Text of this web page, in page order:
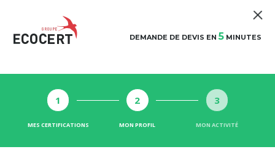
DEMANDE DE DEVIS EN5MINUTES
1
MES CERTIFICATIONS
2
MON PROFIL
3
MON ACTIVITÉ